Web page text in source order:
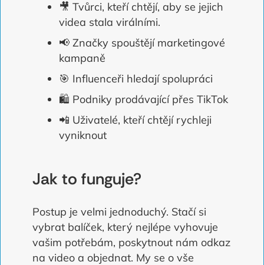
🎥 Tvůrci, kteří chtějí, aby se jejich
videa stala virálními.
📢 Značky spouštějí marketingové
kampaně
🎯 Influenceři hledají spolupráci
🛍️ Podniky prodávající přes TikTok
📲 Uživatelé, kteří chtějí rychleji
vyniknout
Jak to funguje?
Postup je velmi jednoduchý. Stačí si
vybrat balíček, který nejlépe vyhovuje
vašim potřebám, poskytnout nám odkaz
na video a objednat. My se o vše